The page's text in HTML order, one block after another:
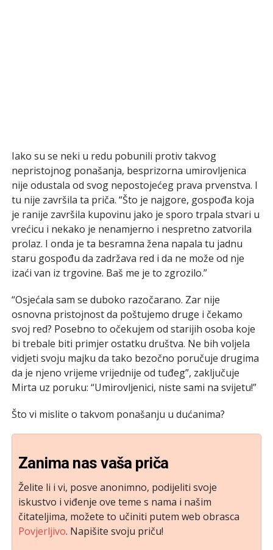
Iako su se neki u redu pobunili protiv takvog
nepristojnog ponašanja, besprizorna umirovljenica
nije odustala od svog nepostojećeg prava prvenstva. I
tu nije završila ta priča. “Što je najgore, gospođa koja
je ranije završila kupovinu jako je sporo trpala stvari u
vrećicu i nekako je nenamjerno i nespretno zatvorila
prolaz. I onda je ta besramna žena napala tu jadnu
staru gospođu da zadržava red i da ne može od nje
izaći van iz trgovine. Baš me je to zgrozilo.”
“Osjećala sam se duboko razočarano. Zar nije
osnovna pristojnost da poštujemo druge i čekamo
svoj red? Posebno to očekujem od starijih osoba koje
bi trebale biti primjer ostatku društva. Ne bih voljela
vidjeti svoju majku da tako bezočno poručuje drugima
da je njeno vrijeme vrijednije od tuđeg”, zaključuje
Mirta uz poruku: “Umirovljenici, niste sami na svijetu!”
Što vi mislite o takvom ponašanju u dućanima?
Zanima nas vaša priča
Želite li i vi, posve anonimno, podijeliti svoje
iskustvo i viđenje ove teme s nama i našim
čitateljima, možete to učiniti putem web obrasca
Povjerljivo. Napišite svoju priču!